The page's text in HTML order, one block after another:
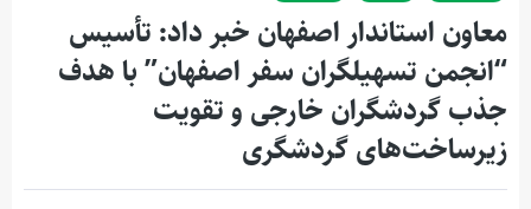
معاون استاندار اصفهان خبر داد: تأسیس
“انجمن تسهیلگران سفر اصفهان” با هدف
جذب گردشگران خارجی و تقویت
زیرساخت‌های گردشگری